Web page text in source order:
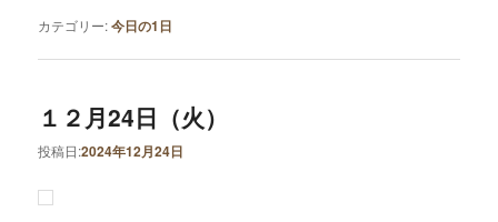
カテゴリー:今日の1日
１２月24日（火）
投稿日:2024年12月24日